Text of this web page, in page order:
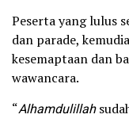
Peserta yang lulus
dan parade,
kesemaptaan dan
wawancara.
“Alhamdulillah